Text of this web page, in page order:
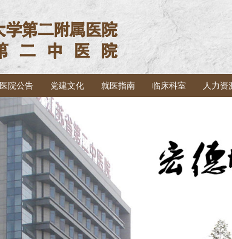
医院公告 党建文化 就医指南 临床科室 人力资